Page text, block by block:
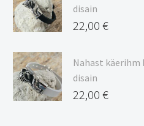
disain
22,00 €
Nahast käerihm
disain
22,00 €